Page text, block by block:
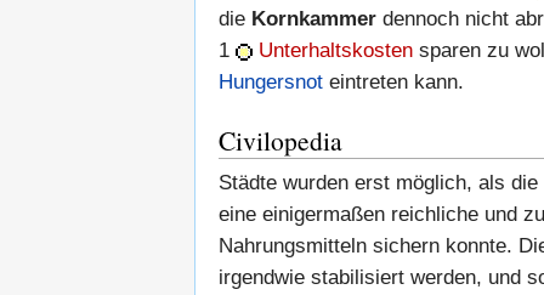
die Kornkammer dennoch nicht
1
Unterhaltskosten sparen zu
Hungersnot eintreten kann.
Civilopedia
Städte wurden erst möglich, als
eine einigermaßen reichliche und
Nahrungsmitteln sichern konnte.
irgendwie stabilisiert werden, und